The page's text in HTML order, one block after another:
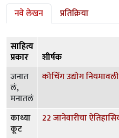
Primary tabs
नवे लेखन प्रतिक्रिया
साहित्य
प्रकार शीर्षक
जनात
लं,
मनातलं
कोचिंग उद्योग नियमावली
काथ्या
कूट